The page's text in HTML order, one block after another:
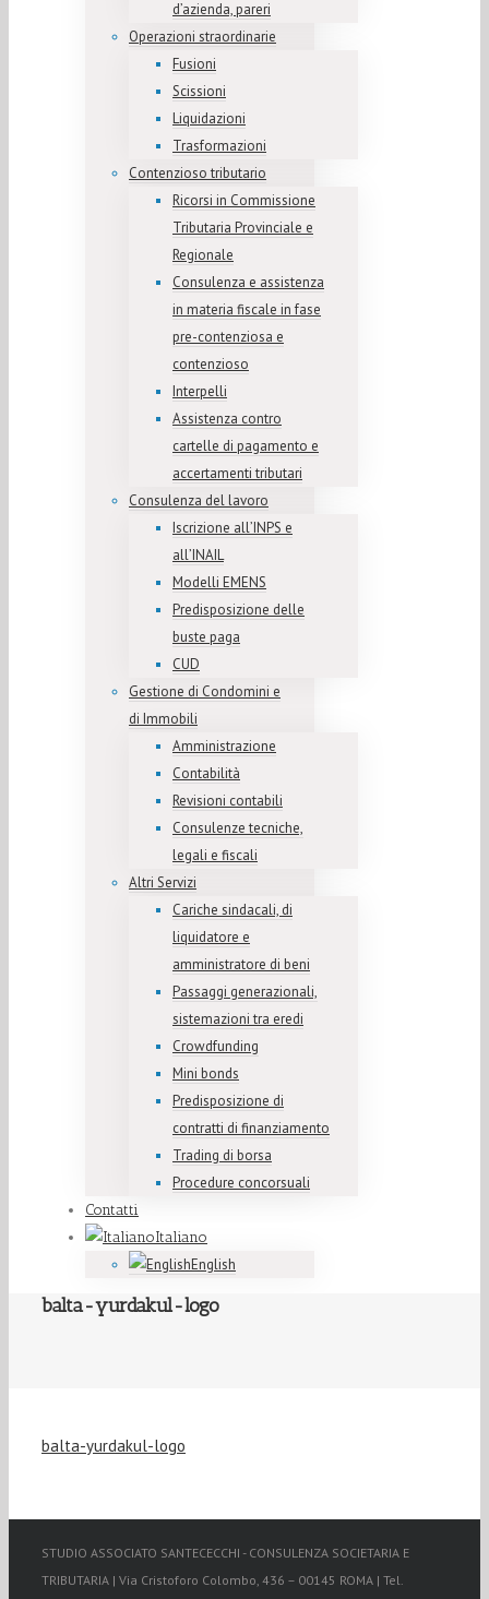
d’azienda, pareri
Operazioni straordinarie
Fusioni
Scissioni
Liquidazioni
Trasformazioni
Contenzioso tributario
Ricorsi in Commissione
Tributaria Provinciale e
Regionale
Consulenza e assistenza
in materia fiscale in fase
pre-contenziosa e
contenzioso
Interpelli
Assistenza contro
cartelle di pagamento e
accertamenti tributari
Consulenza del lavoro
Iscrizione all’INPS e
all’INAIL
Modelli EMENS
Predisposizione delle
buste paga
CUD
Gestione di Condomini e
di Immobili
Amministrazione
Contabilità
Revisioni contabili
Consulenze tecniche,
legali e fiscali
Altri Servizi
Cariche sindacali, di
liquidatore e
amministratore di beni
Passaggi generazionali,
sistemazioni tra eredi
Crowdfunding
Mini bonds
Predisposizione di
contratti di finanziamento
Trading di borsa
Procedure concorsuali
Contatti
Italiano
English
balta-yurdakul-logo
balta-yurdakul-logo
STUDIO ASSOCIATO SANTECECCHI - CONSULENZA SOCIETARIA E
TRIBUTARIA | Via Cristoforo Colombo, 436 – 00145 ROMA | Tel.